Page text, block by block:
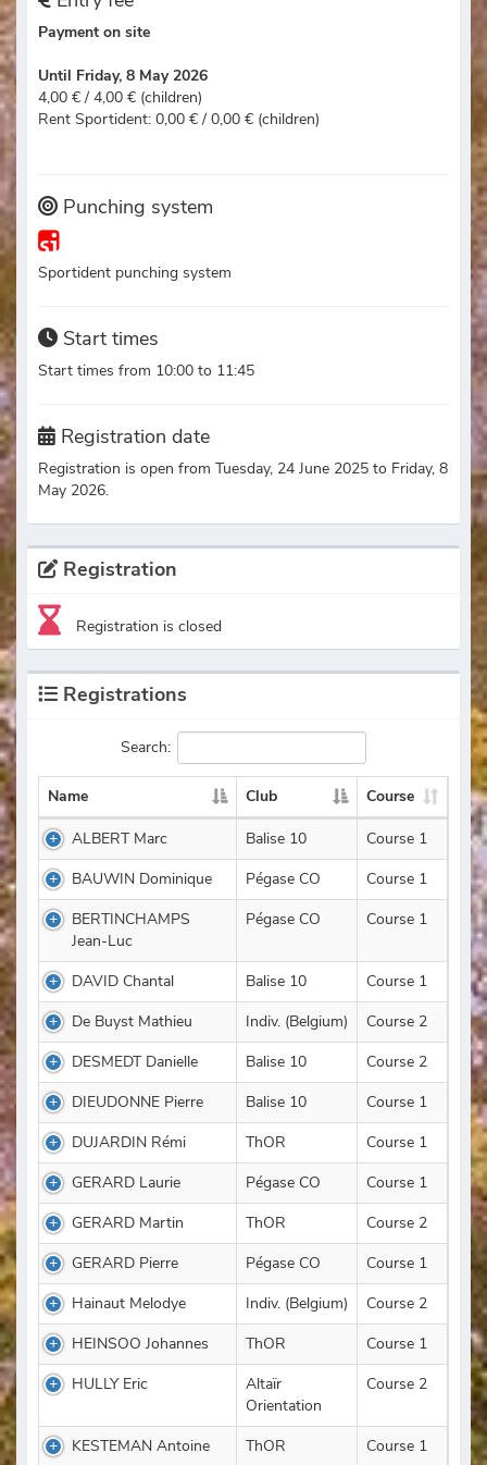
Payment on site
Until Friday, 8 May 2026
4,00 € / 4,00 € (children)
Rent Sportident: 0,00 € / 0,00 € (children)
Punching system
Sportident punching system
Start times
Start times from 10:00 to 11:45
Registration date
Registration is open from Tuesday, 24 June 2025 to Friday, 8
May 2026.
Registration
Registration is closed
Registrations
Search:
Name Club Course
ALBERT Marc Balise 10
Course 1
BAUWIN Dominique
Pégase CO
Course 1
BERTINCHAMPS
Jean-Luc
Pégase CO Course 1
DAVID Chantal Balise 10
Course 1
De Buyst Mathieu
Indiv. (Belgium)
Course 2
DESMEDT Danielle
Balise 10
Course 2
DIEUDONNE Pierre
Balise 10
Course 1
DUJARDIN Rémi
ThOR
Course 1
GERARD Laurie
Pégase CO
Course 1
GERARD Martin
ThOR
Course 2
GERARD Pierre
Pégase CO
Course 1
Hainaut Melodye
Indiv. (Belgium)
Course 2
HEINSOO Johannes
ThOR
Course 1
HULLY Eric
Altaïr
Orientation
Course 2
KESTEMAN Antoine ThOR
Course 1